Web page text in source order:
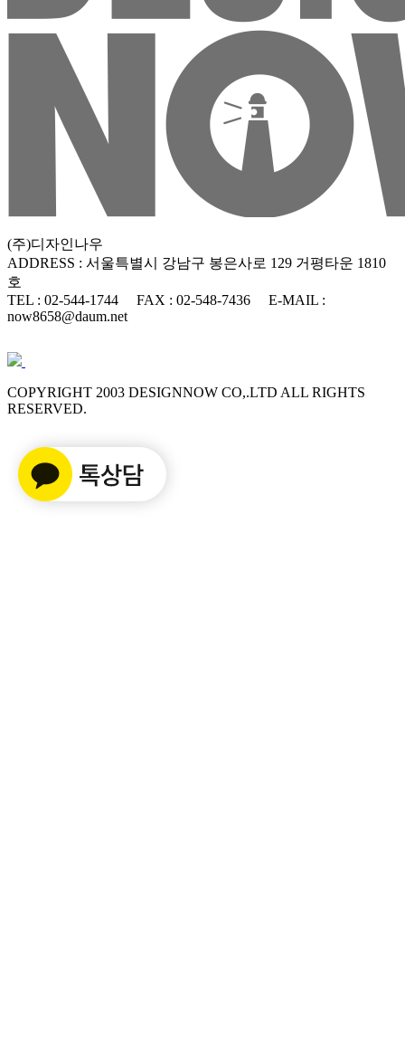
(주)디자인나우
ADDRESS : 서울특별시 강남구 봉은사로 129 거평타운 1810
호
TEL : 02-544-1744
FAX : 02-548-7436
E-MAIL :
now8658@daum.net
COPYRIGHT 2003 DESIGNNOW CO,.LTD ALL RIGHTS
RESERVED.